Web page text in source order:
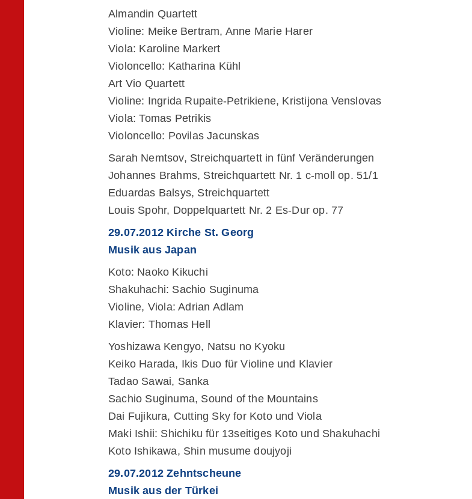
Almandin Quartett
Violine: Meike Bertram, Anne Marie Harer
Viola: Karoline Markert
Violoncello: Katharina Kühl
Art Vio Quartett
Violine: Ingrida Rupaite-Petrikiene, Kristijona Venslovas
Viola: Tomas Petrikis
Violoncello: Povilas Jacunskas
Sarah Nemtsov, Streichquartett in fünf Veränderungen
Johannes Brahms, Streichquartett Nr. 1 c-moll op. 51/1
Eduardas Balsys, Streichquartett
Louis Spohr, Doppelquartett Nr. 2 Es-Dur op. 77
29.07.2012 Kirche St. Georg
Musik aus Japan
Koto: Naoko Kikuchi
Shakuhachi: Sachio Suginuma
Violine, Viola: Adrian Adlam
Klavier: Thomas Hell
Yoshizawa Kengyo, Natsu no Kyoku
Keiko Harada, Ikis Duo für Violine und Klavier
Tadao Sawai, Sanka
Sachio Suginuma, Sound of the Mountains
Dai Fujikura, Cutting Sky for Koto und Viola
Maki Ishii: Shichiku für 13seitiges Koto und Shakuhachi
Koto Ishikawa, Shin musume doujyoji
29.07.2012 Zehntscheune
Musik aus der Türkei